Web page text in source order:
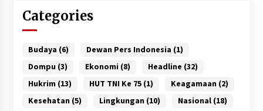
Categories
Budaya (6) Dewan Pers Indonesia (1)
Dompu (3) Ekonomi (8) Headline (32)
Hukrim (13) HUT TNI Ke 75(1) Keagamaan (2)
Kesehatan (5) Lingkungan (10) Nasional(18)